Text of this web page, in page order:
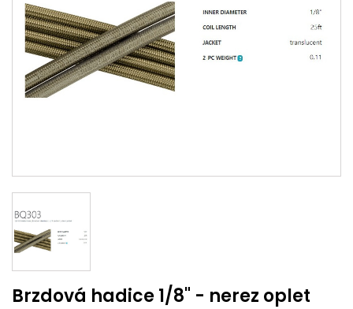
Brzdová hadice 1/8" - nerez oplet